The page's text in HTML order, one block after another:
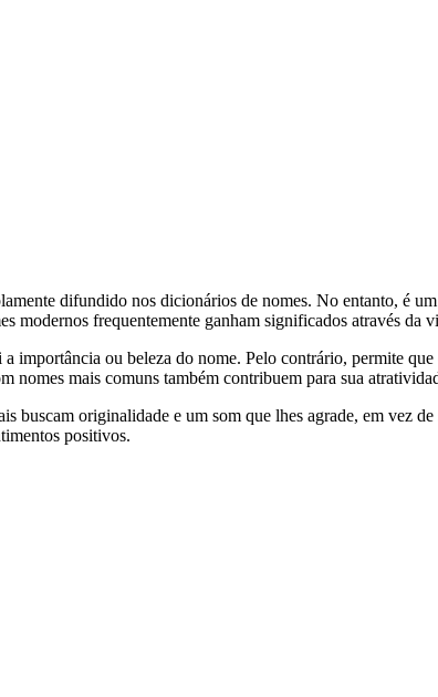
difundido nos dicionários de nomes. No entanto, é
modernos frequentemente ganham significados através da
importância ou beleza do nome. Pelo contrário, permite
nomes mais comuns também contribuem para sua
buscam originalidade e um som que lhes agrade, em vez
positivos.